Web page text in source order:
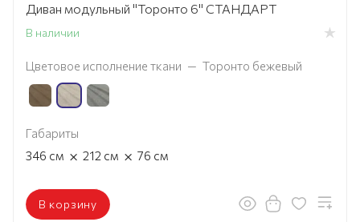
Диван модульный "Торонто 6" СТАНДАРТ
В наличии
Цветовое исполнение ткани — Торонто бежевый
Габариты
346 см × 212 см × 76 см
В корзину